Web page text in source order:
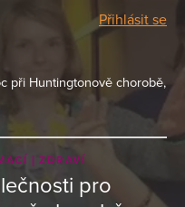
Přihlásit se
při Huntingtonově chorobě,
ZDRAVÍ
pro